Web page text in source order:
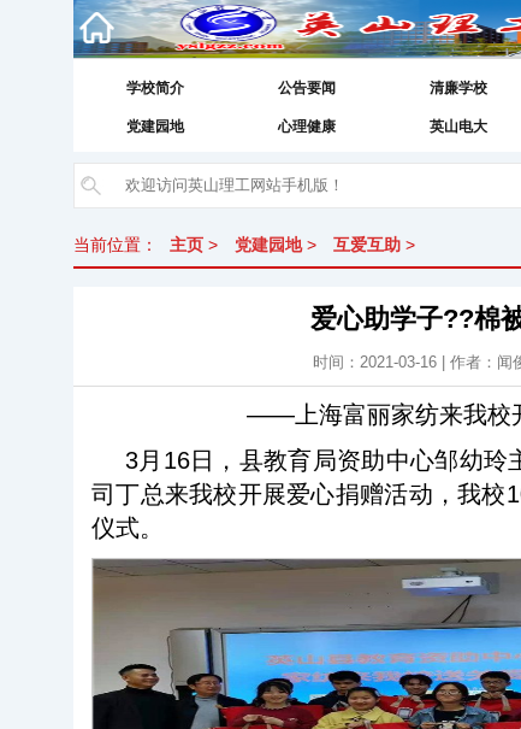
学校简介 公告要闻 清廉学校
党建园地 心理健康 英山电大
当前位置： 主页 > 党建园地> 互爱互助 >
爱心助学子??棉
时间：2021-03-16 | 作者：闻
——上海富丽家纺来我校
3月16日，县教育局资助中心邹幼玲
司丁总来我校开展爱心捐赠活动，我校
仪式。